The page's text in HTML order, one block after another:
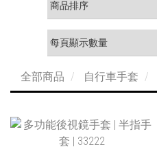
全部商品 自行車手套